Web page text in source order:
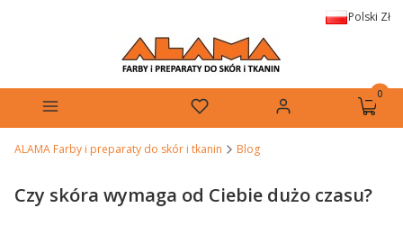
Polski Zł
Menu Ulubione Zaloguj się Koszyk
ALAMA Farby i preparaty do skór i tkanin Blog
Czy skóra wymaga od Ciebie dużo czasu?